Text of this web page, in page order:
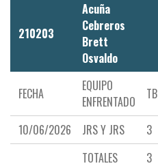
210203
Acuña
Cebreros
Brett
Osvaldo
FECHA
EQUIPO
ENFRENTADO
TB
10/06/2026 JRS Y JRS 3
TOTALES
3